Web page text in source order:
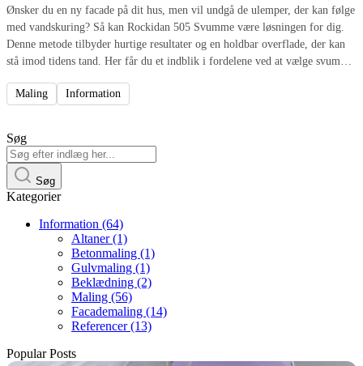
Ønsker du en ny facade på dit hus, men vil undgå de ulemper, der kan følge
med vandskuring? Så kan Rockidan 505 Svumme være løsningen for dig.
Denne metode tilbyder hurtige resultater og en holdbar overflade, der kan
stå imod tidens tand. Her får du et indblik i fordelene ved at vælge svumme
Maling
Information
Søg
Søg
Kategorier
Information (64)
Altaner(1)
Betonmaling (1)
Gulvmaling (1)
Beklædning (2)
Maling (56)
Facademaling (14)
Referencer(13)
Popular Posts